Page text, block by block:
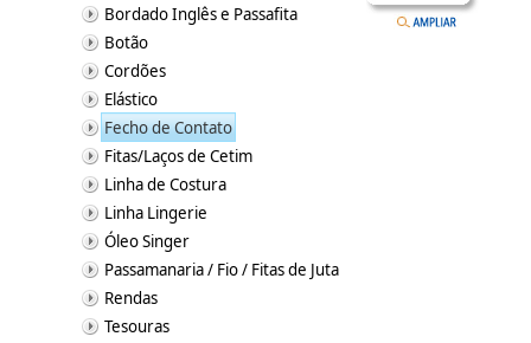
Bordado Inglês e Passafita
Botão
Cordões
Elástico
Fecho de Contato
Fitas/Laços de Cetim
Linha de Costura
Linha Lingerie
Óleo Singer
Passamanaria / Fio / Fitas de Juta
Rendas
Tesouras